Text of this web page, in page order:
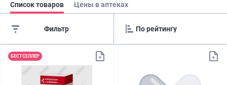
Список товаров Цены в аптеках
Фильтр
БЕСТСЕЛЛЕР